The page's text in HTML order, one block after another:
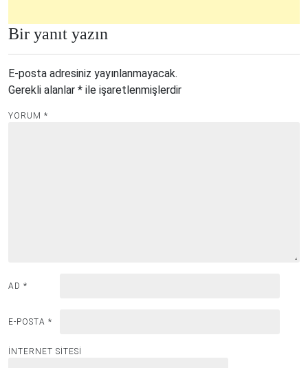
Bir yanıt yazın
E-posta adresiniz yayınlanmayacak.
Gerekli alanlar * ile işaretlenmişlerdir
YORUM *
AD *
E-POSTA *
İNTERNET SITESI